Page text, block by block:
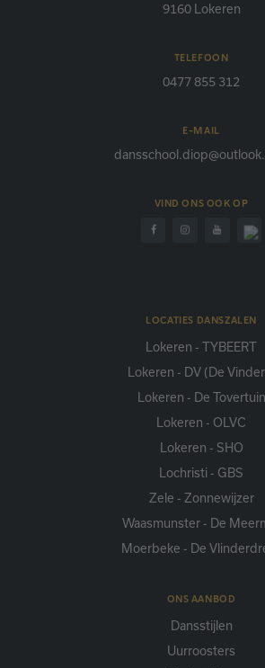
9160 Lokeren
TELEFOON
0477 855 312
E-MAIL
VIND ONS OOK OP
LOCATIES DANSZALEN
Lokeren - TYBEERT
Lokeren - DV (De
Lokeren - De Tovertuin
Lokeren - OLVC
Lokeren - SHO
Lochristi - GBS
Zele - Zonnewijzer
Waasmunster - De
Moerbeke - De
ONS AANBOD
Dansstijlen
Uurroosters